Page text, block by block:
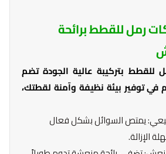
رمل للقطط برائحة
للقطط بتركيبة عالية الجودة تضم
توفير بيئة نظيفة وآمنة لقطتك،
يمتص السوائل بشكل فعال
الإزالة.